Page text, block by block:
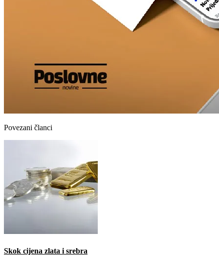
Povezani članci
Skok cijena zlata i srebra